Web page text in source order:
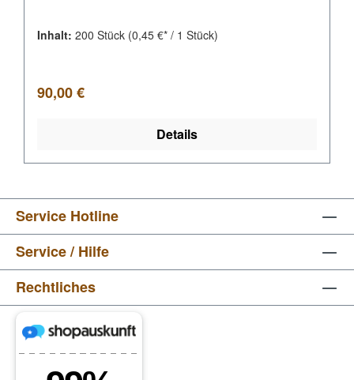
Inhalt: 200 Stück (0,45 €* / 1 Stück)
Regulärer Preis:
90,00 €
Details
Service Hotline
Service / Hilfe
Rechtliches